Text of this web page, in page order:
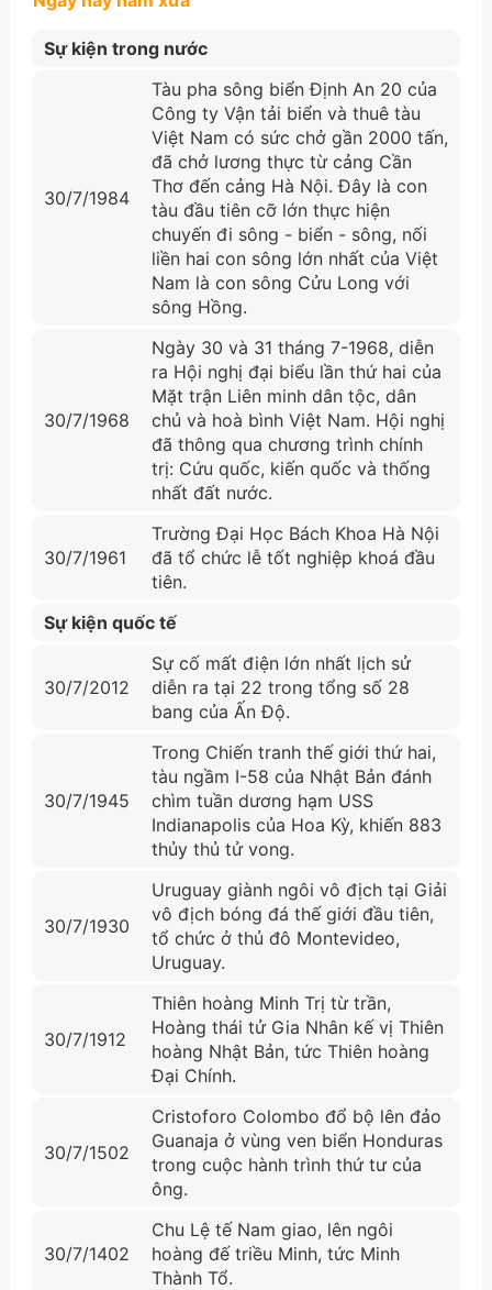
Sự kiện trong nước
30/7/1984
Tàu pha sông biển Định An 20 của
Công ty Vận tải biển và thuê tàu
Việt Nam có sức chở gần 2000 tấn,
đã chở lương thực từ cảng Cần
Thơ đến cảng Hà Nội. Đây là con
tàu đầu tiên cỡ lớn thực hiện
chuyến đi sông - biển - sông, nối
liền hai con sông lớn nhất của Việt
Nam là con sông Cửu Long với
sông Hồng.
30/7/1968
Ngày 30 và 31 tháng 7-1968, diễn
ra Hội nghị đại biểu lần thứ hai của
Mặt trận Liên minh dân tộc, dân
chủ và hoà bình Việt Nam. Hội nghị
đã thông qua chương trình chính
trị: Cứu quốc, kiến quốc và thống
nhất đất nước.
30/7/1961
Trường Đại Học Bách Khoa Hà Nội
đã tổ chức lễ tốt nghiệp khoá đầu
tiên.
Sự kiện quốc tế
30/7/2012
Sự cố mất điện lớn nhất lịch sử
diễn ra tại 22 trong tổng số 28
bang của Ấn Độ.
30/7/1945
Trong Chiến tranh thế giới thứ hai,
tàu ngầm I-58 của Nhật Bản đánh
chìm tuần dương hạm USS
Indianapolis của Hoa Kỳ, khiến 883
thủy thủ tử vong.
30/7/1930
Uruguay giành ngôi vô địch tại Giải
vô địch bóng đá thế giới đầu tiên,
tổ chức ở thủ đô Montevideo,
Uruguay.
30/7/1912
Thiên hoàng Minh Trị từ trần,
Hoàng thái tử Gia Nhân kế vị Thiên
hoàng Nhật Bản, tức Thiên hoàng
Đại Chính.
30/7/1502
Cristoforo Colombo đổ bộ lên đảo
Guanaja ở vùng ven biển Honduras
trong cuộc hành trình thứ tư của
ông.
30/7/1402
Chu Lệ tế Nam giao, lên ngôi
hoàng đế triều Minh, tức Minh
Thành Tổ.